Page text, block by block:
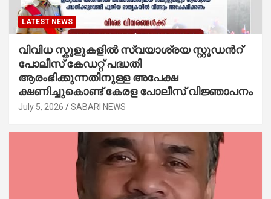
LATEST NEWS
വിവിധ സ്കൂളുകളില്‍ സ്വയാശ്രയ സ്റ്റുഡന്‍റ്
പോലീസ് കേഡറ്റ് പദ്ധതി
ആരംഭിക്കുന്നതിനുള്ള അപേക്ഷ
ക്ഷണിച്ചുകൊണ്ട് കേരള പോലീസ് വിജ്ഞാപനം
July 5, 2026 SABARI NEWS